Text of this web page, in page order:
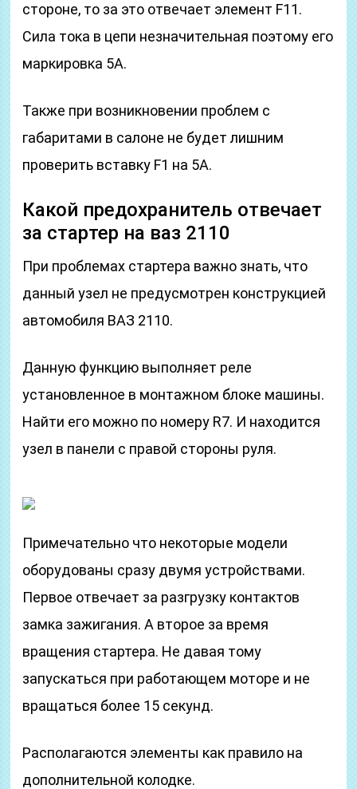
стороне, то за это отвечает элемент F11.
Сила тока в цепи незначительная поэтому его
маркировка 5А.
Также при возникновении проблем с
габаритами в салоне не будет лишним
проверить вставку F1 на 5А.
Какой предохранитель отвечает
за стартер на ваз 2110
При проблемах стартера важно знать, что
данный узел не предусмотрен конструкцией
автомобиля ВАЗ 2110.
Данную функцию выполняет реле
установленное в монтажном блоке машины.
Найти его можно по номеру R7. И находится
узел в панели с правой стороны руля.
Примечательно что некоторые модели
оборудованы сразу двумя устройствами.
Первое отвечает за разгрузку контактов
замка зажигания. А второе за время
вращения стартера. Не давая тому
запускаться при работающем моторе и не
вращаться более 15 секунд.
Располагаются элементы как правило на
дополнительной колодке.